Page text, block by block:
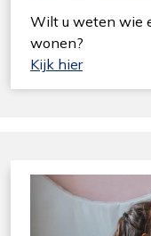
Wilt u weten wie
wonen?
Kijk hier